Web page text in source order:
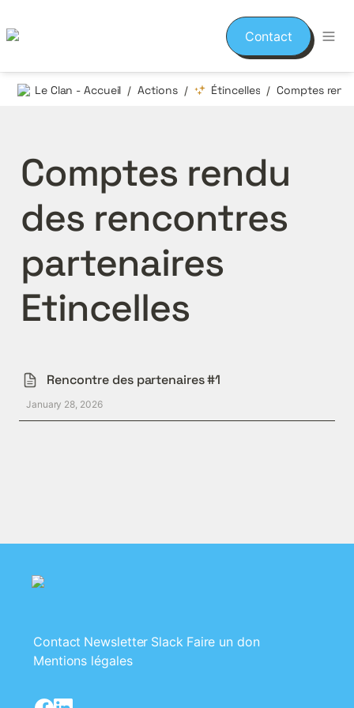
Contact
Le Clan - Accueil / Actions / Étincelles /
Comptes rendu
des rencontres
partenaires
Etincelles
Rencontre des partenaires #1
January 28, 2026
Contact Newsletter Slack Faire un don
Mentions légales